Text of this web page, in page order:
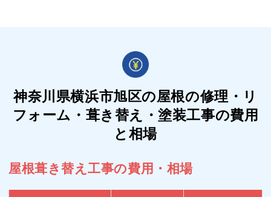
神奈川県横浜市旭区の屋根の修理・リ
フォーム・葺き替え・塗装工事の費用
と相場
屋根葺き替え工事の費用・相場